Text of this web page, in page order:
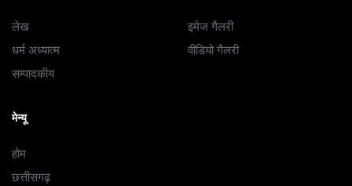
लेख
धर्म अध्यात्म
सम्पादकीय
इमेज गैलरी
वीडियो गैलरी
मेन्यू
होम
छत्तीसगढ़